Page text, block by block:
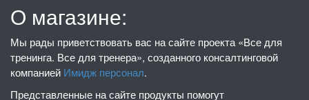
О магазине:
Мы рады приветствовать вас на сайте проекта «Все для
тренинга. Все для тренера», созданного консалтинговой
компанией Имидж персонал.
Представленные на сайте продукты помогут